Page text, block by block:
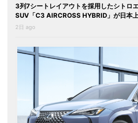
3列7シートレイアウトを採用したシトロ
SUV「C3 AIRCROSS HYBRID」が日本
2日 ago